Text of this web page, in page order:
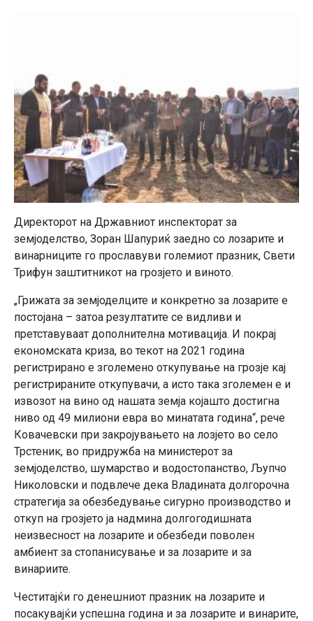
Директорот на Државниот инспекторат за
земјоделство, Зоран Шапуриќ заедно со лозарите и
винарниците го прославуви големиот празник, Свети
Трифун заштитникот на грозјето и виното.
„Грижата за земјоделците и конкретно за лозарите е
постојана – затоа резултатите се видливи и
претставуваат дополнителна мотивација. И покрај
економската криза, во текот на 2021 година
регистрирано е зголемено откупување на грозје кај
регистрираните откупувачи, а исто така зголемен е и
извозот на вино од нашата земја којашто достигна
ниво од 49 милиони евра во минатата година“, рече
Ковачевски при закројувањето на лозјето во село
Трстеник, во придружба на министерот за
земјоделство, шумарство и водостопанство, Љупчо
Николовски и подвлече дека Владината долгорочна
стратегија за обезбедување сигурно производство и
откуп на грозјето ја надмина долгогодишната
неизвесност на лозарите и обезбеди поволен
амбиент за стопанисување и за лозарите и за
винариите.
Честитајќи го денешниот празник на лозарите и
посакувајќи успешна година и за лозарите и винарите,